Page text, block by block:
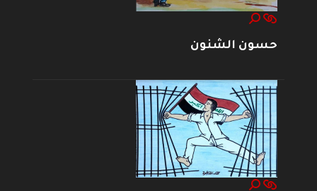
حسون الشنون